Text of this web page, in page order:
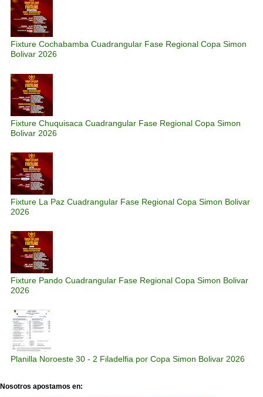
Fixture Cochabamba Cuadrangular Fase Regional Copa Simon
Bolivar 2026
Fixture Chuquisaca Cuadrangular Fase Regional Copa Simon
Bolivar 2026
Fixture La Paz Cuadrangular Fase Regional Copa Simon Bolivar
2026
Fixture Pando Cuadrangular Fase Regional Copa Simon Bolivar
2026
Planilla Noroeste 30 - 2 Filadelfia por Copa Simon Bolivar 2026
Nosotros apostamos en: